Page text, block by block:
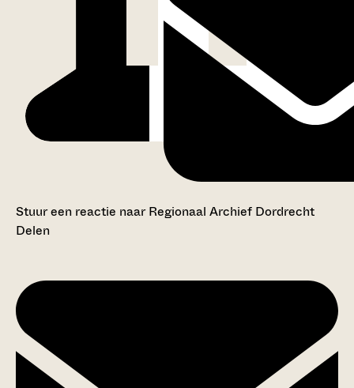
Stuur een reactie naar Regionaal Archief Dordrecht
Delen